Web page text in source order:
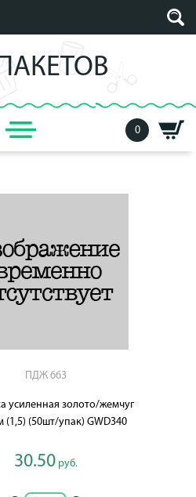
0
ПДЖ 663
усиленная золото/жемчуг
(1,5) (50шт/упак) GWD340
30.50руб.